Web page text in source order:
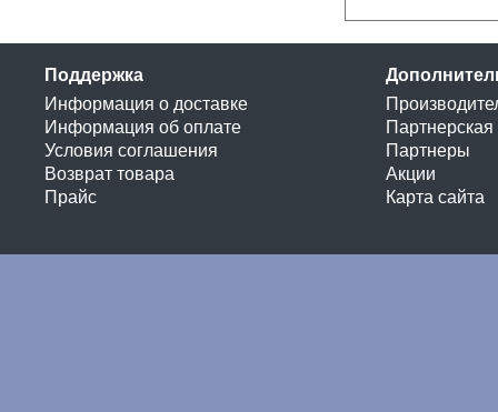
Поддержка
Информация о доставке
Информация об оплате
Условия соглашения
Возврат товара
Прайс
Партнеры
Акции
Карта сайта